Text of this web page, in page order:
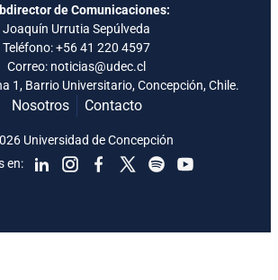
de Comunicaciones:
Joaquín Urrutia Sepúlveda
Teléfono:+56 41 220 4597
Correo: noticias@udec.cl
1, Barrio Universitario, Concepción, Chile.
Nosotros Contacto
en:
Universidad de Concepción